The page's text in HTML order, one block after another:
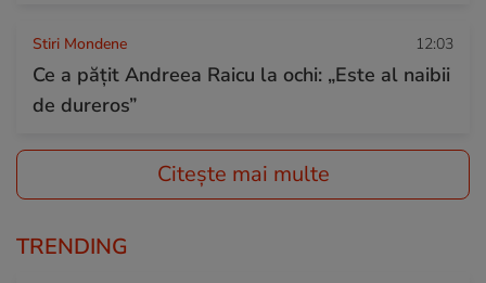
Stiri Mondene 12:03
Ce a pățit Andreea Raicu la ochi: „Este al naibii
de dureros”
Citește mai multe
TRENDING